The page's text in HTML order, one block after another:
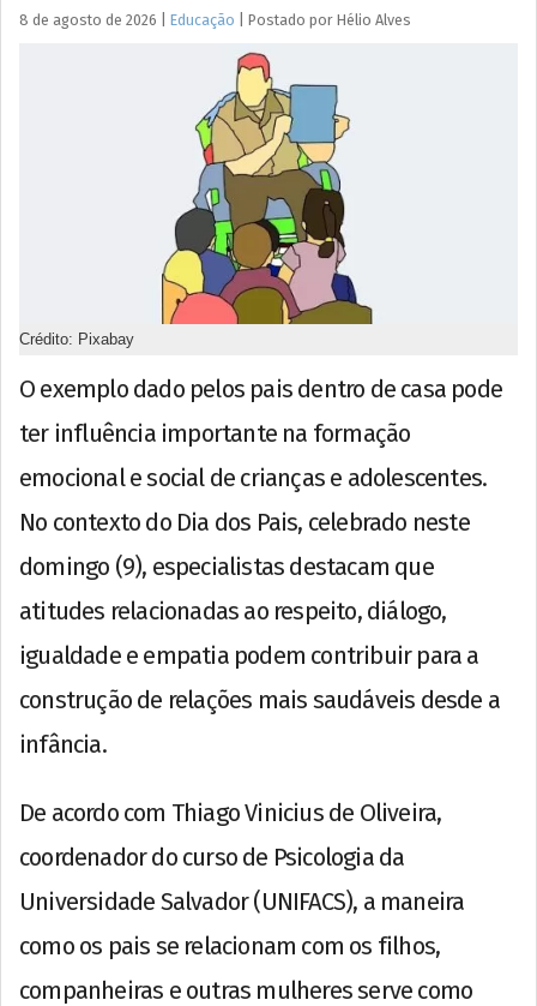
8 de agosto de 2026 Educação Postado por Hélio Alves
Crédito: Pixabay
O exemplo dado pelos pais dentro de casa pode
ter influência importante na formação
emocional e social de crianças e adolescentes.
No contexto do Dia dos Pais, celebrado neste
domingo (9), especialistas destacam que
atitudes relacionadas ao respeito, diálogo,
igualdade e empatia podem contribuir para a
construção de relações mais saudáveis desde a
infância.
De acordo com Thiago Vinicius de Oliveira,
coordenador do curso de Psicologia da
Universidade Salvador (UNIFACS), a maneira
como os pais se relacionam com os filhos,
companheiras e outras mulheres serve como